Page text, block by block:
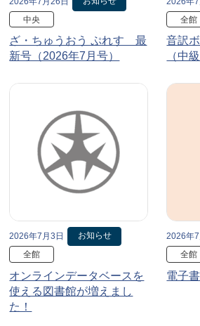
中央
ざ・ちゅうおう ぷれす 最
新号（2026年7月号）
全館
音訳
（中
2026年7月3日
お知らせ
全館
オンラインデータベースを
使える図書館が増えまし
た！
2026年7
全館
電子